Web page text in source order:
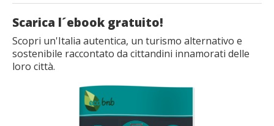
Scarica l´ebook gratuito!
Scopri un'Italia autentica, un turismo alternativo e
sostenibile raccontato da cittandini innamorati delle
loro città.